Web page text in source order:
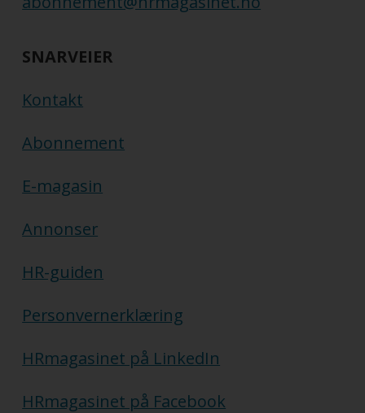
SNARVEIER
Kontakt
Abonnement
E-magasin
Annonser
HR-guiden
Personvernerklæring
HRmagasinet på LinkedIn
HRmagasinet på Facebook